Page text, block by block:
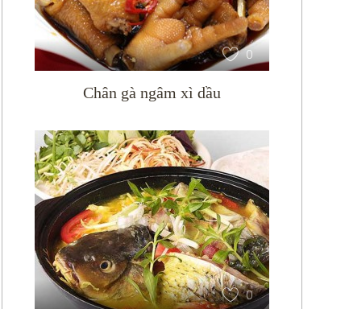
0
Chân gà ngâm xì dầu
0